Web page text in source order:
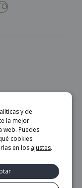
y de
la mejor
web. Puedes
cookies
en los ajustes.